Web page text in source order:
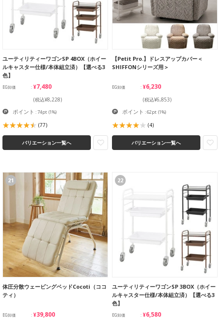
ユーティリティーワゴンSP 4BOX（ホイー
ルキャスター仕様/本体組立済）【選べる3
色】
EG卸価 ¥7,480
(税込¥8,228)
ポイント : 74pt (1%)
(77)
バリエーション一覧へ
【Petit Pro.】ドレスアップカバー＜
SHIFFONシリーズ用＞
EG卸価 ¥6,230
(税込¥6,853)
ポイント : 62pt (1%)
(4)
バリエーション一覧へ
21
体圧分散ウェービングベッドCocoti（ココ
ティ）
EG卸価 ¥39,800
22
ユーティリティーワゴンSP 3BOX（ホイー
ルキャスター仕様/本体組立済）【選べる3
色】
EG卸価 ¥6,580